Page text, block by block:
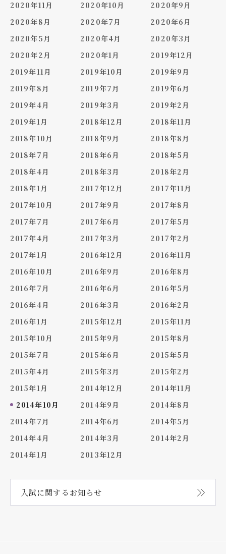
2020年11月 2020年10月
2020年9月
2020年8月
2020年7月
2020年6月
2020年5月
2020年4月
2020年3月
2020年2月
2020年1月
2019年12月
2019年11月
2019年10月
2019年9月
2019年8月
2019年7月
2019年6月
2019年4月
2019年3月
2019年2月
2019年1月
2018年12月
2018年11月
2018年10月
2018年9月
2018年8月
2018年7月
2018年6月
2018年5月
2018年4月
2018年3月
2018年2月
2018年1月
2017年12月
2017年11月
2017年10月
2017年9月
2017年8月
2017年7月
2017年6月
2017年5月
2017年4月
2017年3月
2017年2月
2017年1月
2016年12月
2016年11月
2016年10月
2016年9月
2016年8月
2016年7月
2016年6月
2016年5月
2016年4月
2016年3月
2016年2月
2016年1月
2015年12月
2015年11月
2015年10月
2015年9月
2015年8月
2015年7月
2015年6月
2015年5月
2015年4月
2015年3月
2015年2月
2015年1月
2014年12月
2014年11月
2014年10月
2014年9月
2014年8月
2014年7月
2014年6月
2014年5月
2014年4月
2014年3月
2014年2月
2014年1月
2013年12月
入試に関する お知らせ